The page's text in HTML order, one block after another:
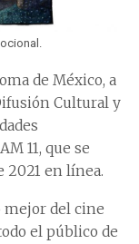
de México, a
Cultural y
11, que se
2021 en línea.
mejor del cine
el público de